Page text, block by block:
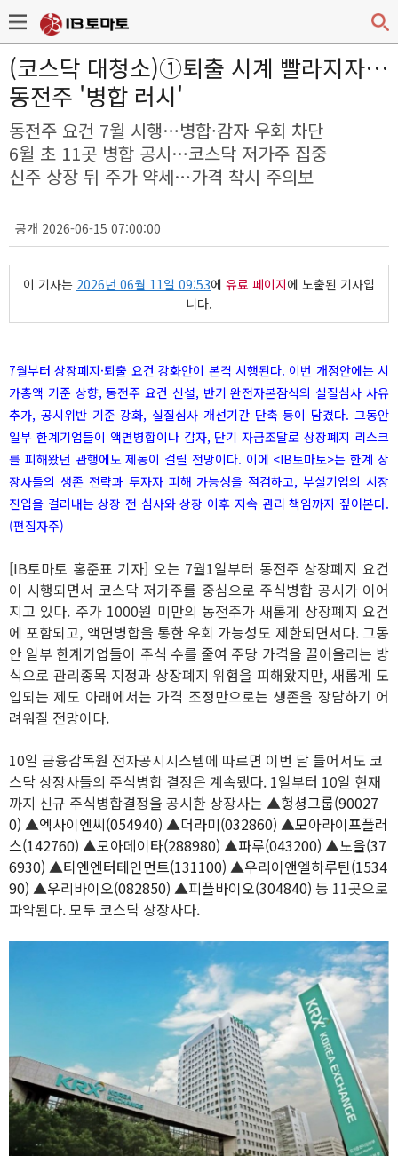
(코스닥 대청소)①퇴출 시계 빨라지자…
동전주 '병합 러시'
동전주 요건 7월 시행…병합·감자 우회 차단
6월 초 11곳 병합 공시…코스닥 저가주 집중
신주 상장 뒤 주가 약세…가격 착시 주의보
공개 2026-06-15 07:00:00
이 기사는 2026년 06월 11일 09:53에 유료 페이지에 노출된 기사입
니다.
7월부터 상장폐지·퇴출 요건 강화안이 본격 시행된다. 이번 개정안에는 시
가총액 기준 상향, 동전주 요건 신설, 반기 완전자본잠식의 실질심사 사유
추가, 공시위반 기준 강화, 실질심사 개선기간 단축 등이 담겼다. 그동안
일부 한계기업들이 액면병합이나 감자, 단기 자금조달로 상장폐지 리스크
를 피해왔던 관행에도 제동이 걸릴 전망이다. 이에 <IB토마토>는 한계 상
장사들의 생존 전략과 투자자 피해 가능성을 점검하고, 부실기업의 시장
진입을 걸러내는 상장 전 심사와 상장 이후 지속 관리 책임까지 짚어본다.
(편집자주)
[IB토마토 홍준표 기자] 오는 7월1일부터 동전주 상장폐지 요건
이 시행되면서 코스닥 저가주를 중심으로 주식병합 공시가 이어
지고 있다. 주가 1000원 미만의 동전주가 새롭게 상장폐지 요건
에 포함되고, 액면병합을 통한 우회 가능성도 제한되면서다. 그동
안 일부 한계기업들이 주식 수를 줄여 주당 가격을 끌어올리는 방
식으로 관리종목 지정과 상장폐지 위험을 피해왔지만, 새롭게 도
입되는 제도 아래에서는 가격 조정만으로는 생존을 장담하기 어
려워질 전망이다.
10일 금융감독원 전자공시시스템에 따르면 이번 달 들어서도 코
스닥 상장사들의 주식병합 결정은 계속됐다. 1일부터 10일 현재
까지 신규 주식병합결정을 공시한 상장사는 ▲헝셩그룹(90027
0) ▲엑사이엔씨(054940) ▲더라미(032860) ▲모아라이프플러
스(142760) ▲모아데이타(288980) ▲파루(043200) ▲노을(37
6930) ▲티엔엔터테인먼트(131100) ▲우리이앤엘하루틴(1534
90) ▲우리바이오(082850) ▲피플바이오(304840) 등 11곳으로
파악된다. 모두 코스닥 상장사다.